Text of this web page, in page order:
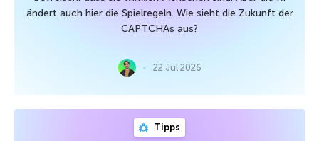
ändert auch hier die Spielregeln. Wie sieht die Zukunft der
CAPTCHAs aus?
22 Jul 2026
Tipps